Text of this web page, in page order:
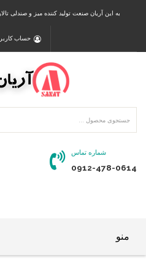
به این آریان صنعت تولید کننده میز و صندلی
حساب
شماره تماس
0912-478-0614
منو